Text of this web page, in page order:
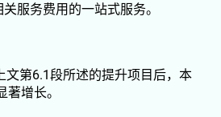
服务费用的一站式服务。
第6.1段所述的提升项目后，本
增长。